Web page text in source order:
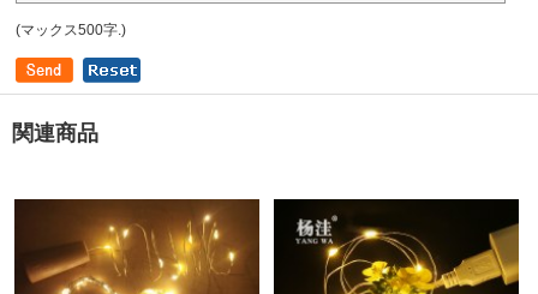
(マックス500字.)
関連商品